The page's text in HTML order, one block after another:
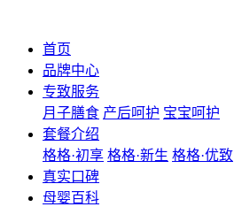
首页
品牌中心
专致服务
月子膳食 产后呵护 宝宝呵护
套餐介绍
格格·初享 格格·新生 格格·优致
真实口碑
母婴百科